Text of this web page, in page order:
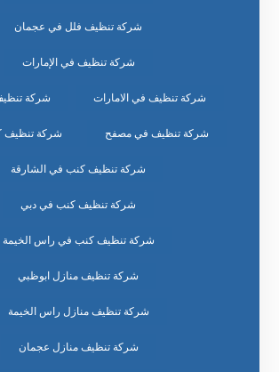
شركة تنظيف فلل في عجمان
شركة تنظيف في الإمارات
شركة تنظيف في الامارات شركة
شركة تنظيف في مصفح شركة تنظيف
شركة تنظيف كنب في الشارقة
شركة تنظيف كنب في دبي
شركة تنظيف كنب في راس الخيمة
شركة تنظيف منازل ابوظبي
شركة تنظيف منازل راس الخيمة
شركة تنظيف منازل عجمان